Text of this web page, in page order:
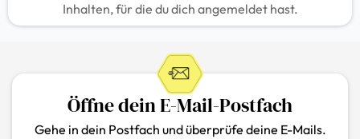
Inhalten, für die du dich angemeldet hast.
Öffne dein E-Mail-Postfach
Gehe in dein Postfach und überprüfe deine E-Mails.